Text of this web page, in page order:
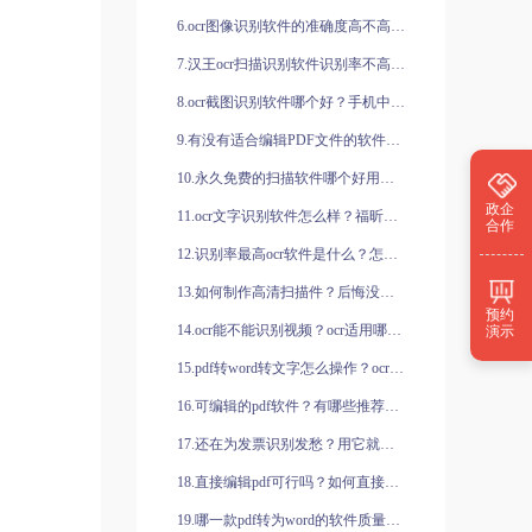
6.ocr图像识别软件的准确度高不高？可以用来识别营业执照吗？
7.汉王ocr扫描识别软件识别率不高，有没有别的ocr识别软件推荐？
8.ocr截图识别软件哪个好？手机中的图片如何转文字？
9.有没有适合编辑PDF文件的软件？可以用来编辑PDF文件的软件有哪些？
10.永久免费的扫描软件哪个好用？怎么识别手机里的图片？
11.ocr文字识别软件怎么样？福昕全能王有哪些功能？
12.识别率最高ocr软件是什么？怎么提取图片上的文字？
13.如何制作高清扫描件？后悔没有早点知道这个方法！
14.ocr能不能识别视频？ocr适用哪些场合？
15.pdf转word转文字怎么操作？ocr识别软件怎么识别表格？
16.可编辑的pdf软件？有哪些推荐的？
17.还在为发票识别发愁？用它就对了！
18.直接编辑pdf可行吗？如何直接编辑pdf？
19.哪一款pdf转为word的软件质量好？如何快速把表格转换为文字？
政企
合作
预约
演示